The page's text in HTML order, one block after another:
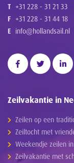
T +31 228 - 31 21 33
F +31 228 - 31 44 18
E info@hollandsail.nl
Zeilvakantie in
Zeilen op een
Zeiltocht met
Weekendje zeilen
Zeilvakantie met